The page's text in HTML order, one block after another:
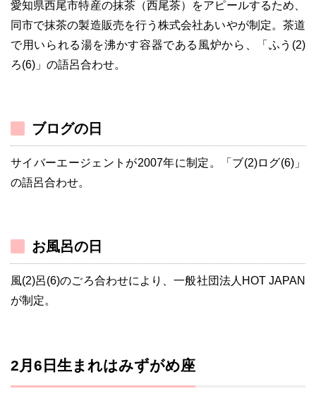
愛知県西尾市特産の抹茶（西尾茶）をアピールするため、
同市で抹茶の製造販売を行う株式会社あいやが制定。茶道
で用いられる湯を沸かす容器である風炉から、「ふう(2)
ろ(6)」の語呂合わせ。
ブログの日
サイバーエージェントが2007年に制定。「ブ(2)ログ(6)」
の語呂合わせ。
お風呂の日
風(2)呂(6)のごろ合わせにより、一般社団法人HOT JAPAN
が制定。
2月6日生まれはみずがめ座